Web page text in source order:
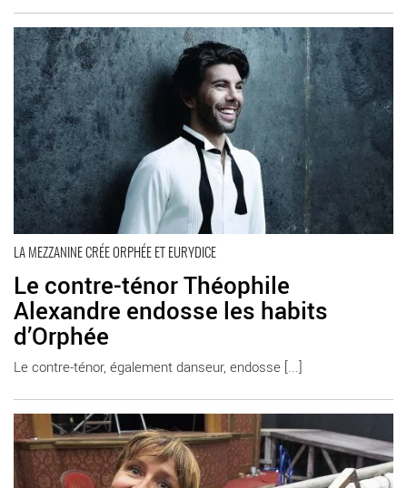
LA MEZZANINE CRÉE ORPHÉE ET EURYDICE
Le contre-ténor Théophile
Alexandre endosse les habits
d’Orphée
Le contre-ténor, également danseur, endosse [...]
En savoir plus
En savoir plus